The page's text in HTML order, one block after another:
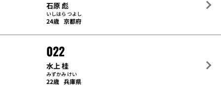
石原 彪
いしはら つよし
24歳 京都府
022
水上 桂
みずかみ けい
22歳 兵庫県